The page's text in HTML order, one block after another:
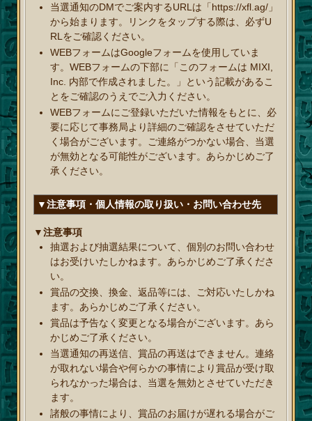
当選通知のDMでご案内するURLは「https://xfl.ag/」
から始まります。リンクをタップする際は、必ずU
RLをご確認ください。
WEBフォームはGoogleフォームを使用していま
す。WEBフォームの下部に「このフォームは MIXI,
Inc. 内部で作成されました。」という記載があるこ
とをご確認のうえでご入力ください。
WEBフォームにご登録いただいた情報をもとに、必
要に応じて事務局より詳細のご確認をさせていただ
く場合がございます。ご連絡がつかない場合、当選
が無効となる可能性がございます。あらかじめご了
承ください。
▼注意事項・個人情報の取り扱い・お問い合わせ先
▼注意事項
抽選および抽選結果について、個別のお問い合わせ
はお受けいたしかねます。あらかじめご了承くださ
い。
賞品の交換、換金、返品等には、ご対応いたしかね
ます。あらかじめご了承ください。
賞品は予告なく変更となる場合がございます。あら
かじめご了承ください。
当選通知の再送信、賞品の再送はできません。連絡
が取れない場合や何らかの事情により賞品が受け取
られなかった場合は、当選を無効とさせていただき
ます。
諸般の事情により、賞品のお届けが遅れる場合がご